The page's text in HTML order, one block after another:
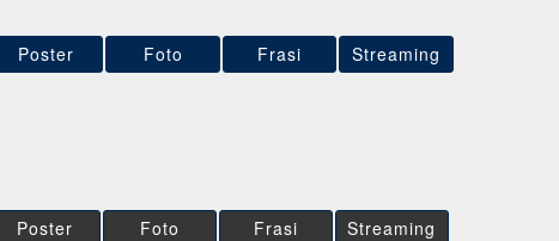
Poster Foto Frasi Streaming
Poster Foto Frasi Streaming